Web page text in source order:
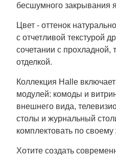
бесшумного закрывания
Цвет - оттенок
с отчетливой текстурой
сочетании с прохладной,
отделкой.
Коллекция Halle
модулей: комоды и
внешнего вида,
столы и журнальный
комплектовать по
Хотите создать